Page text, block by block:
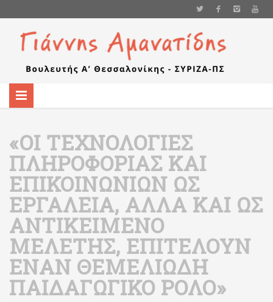
«ΟΙ ΤΕΧΝΟΛΟΓΊΕΣ
ΠΛΗΡΟΦΟΡΊΑΣ ΚΑΙ
ΕΠΙΚΟΙΝΩΝΙΏΝ ΩΣ
ΕΡΓΑΛΕΊΑ, ΑΛΛΆ ΚΑΙ ΩΣ
ΑΝΤΙΚΕΊΜΕΝΟ
ΜΕΛΈΤΗΣ, ΕΠΙΤΕΛΟΎΝ
ΈΝΑΝ ΘΕΜΕΛΙΏΔΗ
ΠΑΙΔΑΓΩΓΙΚΌ ΡΌΛΟ»